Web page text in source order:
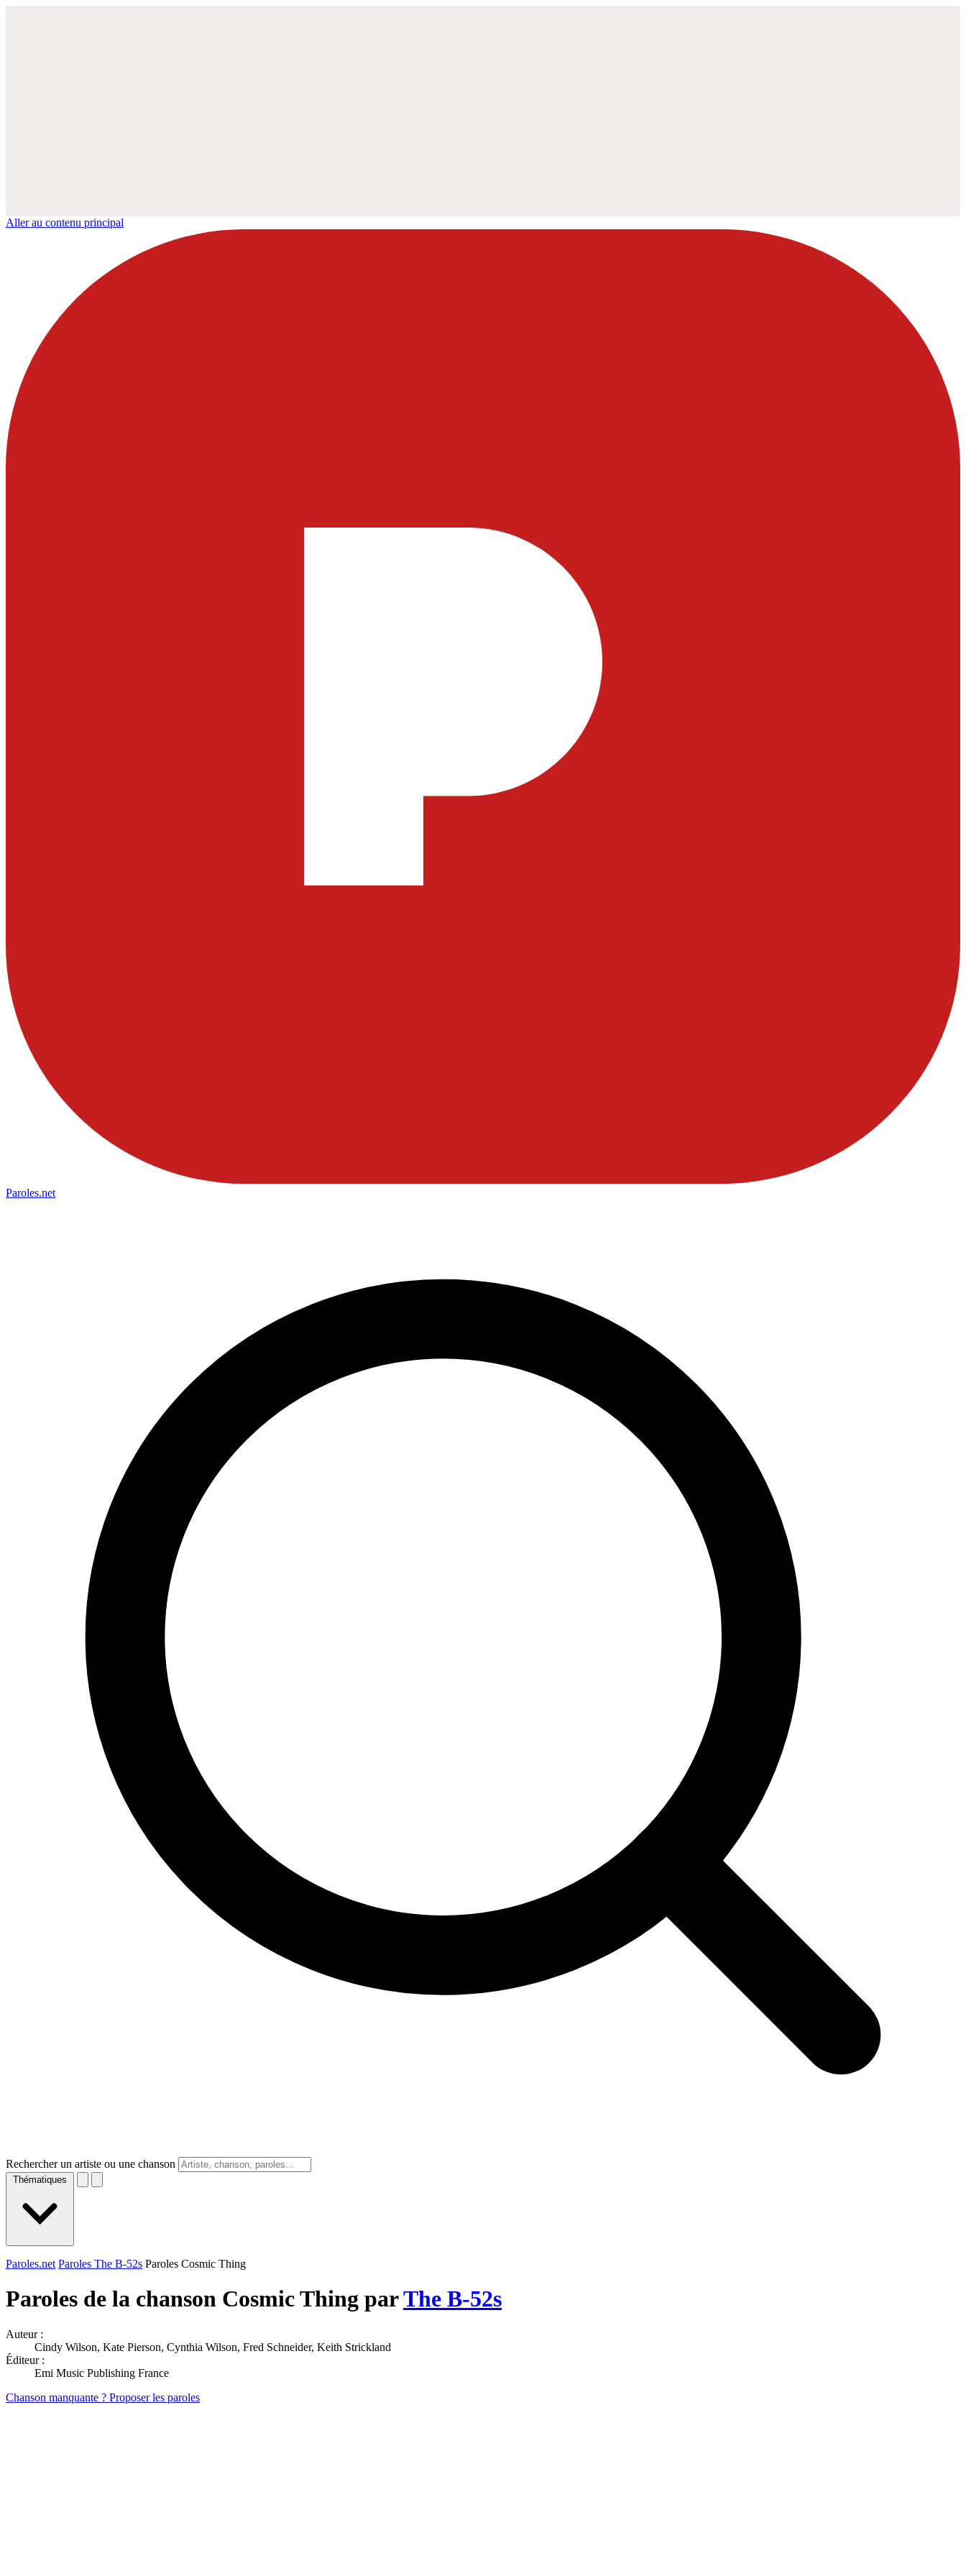
Aller au contenu principal
Paroles.net
Rechercher un artiste ou une chanson
Thématiques
Paroles.net Paroles The B-52s Paroles Cosmic Thing
Paroles de la chanson Cosmic Thing parThe B-52s
Auteur :
Cindy Wilson, Kate Pierson, Cynthia Wilson, Fred Schneider, Keith Strickland
Éditeur :
Emi Music Publishing France
Chanson manquante ? Proposer les paroles